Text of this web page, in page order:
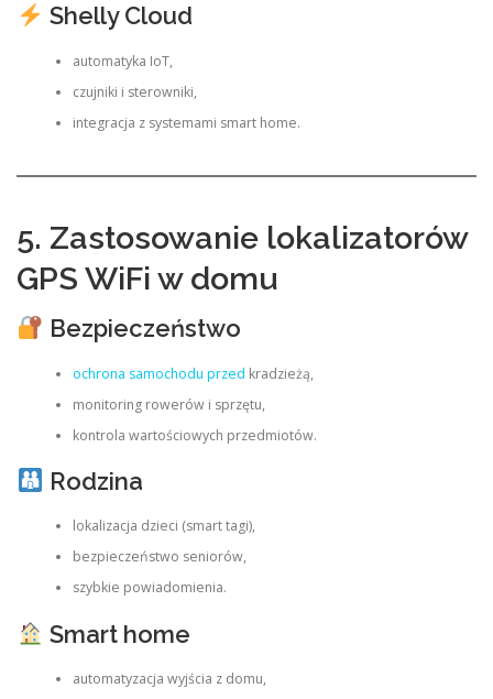
Shelly Cloud
automatyka IoT,
czujniki i sterowniki,
integracja z systemami smart home.
5. Zastosowanie lokalizatorów
GPS WiFi w domu
Bezpieczeństwo
ochrona samochodu przed kradzieżą,
monitoring rowerów i sprzętu,
kontrola wartościowych przedmiotów.
Rodzina
lokalizacja dzieci (smart tagi),
bezpieczeństwo seniorów,
szybkie powiadomienia.
Smart home
automatyzacja wyjścia z domu,